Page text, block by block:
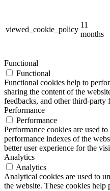
viewed_cookie_policy
11
months
Functional
Functional
Functional cookies help to
sharing the content of the
feedbacks, and other third-party
Performance
Performance
Performance cookies are used
performance indexes of the
better user experience for the
Analytics
Analytics
Analytical cookies are used to
the website. These cookies